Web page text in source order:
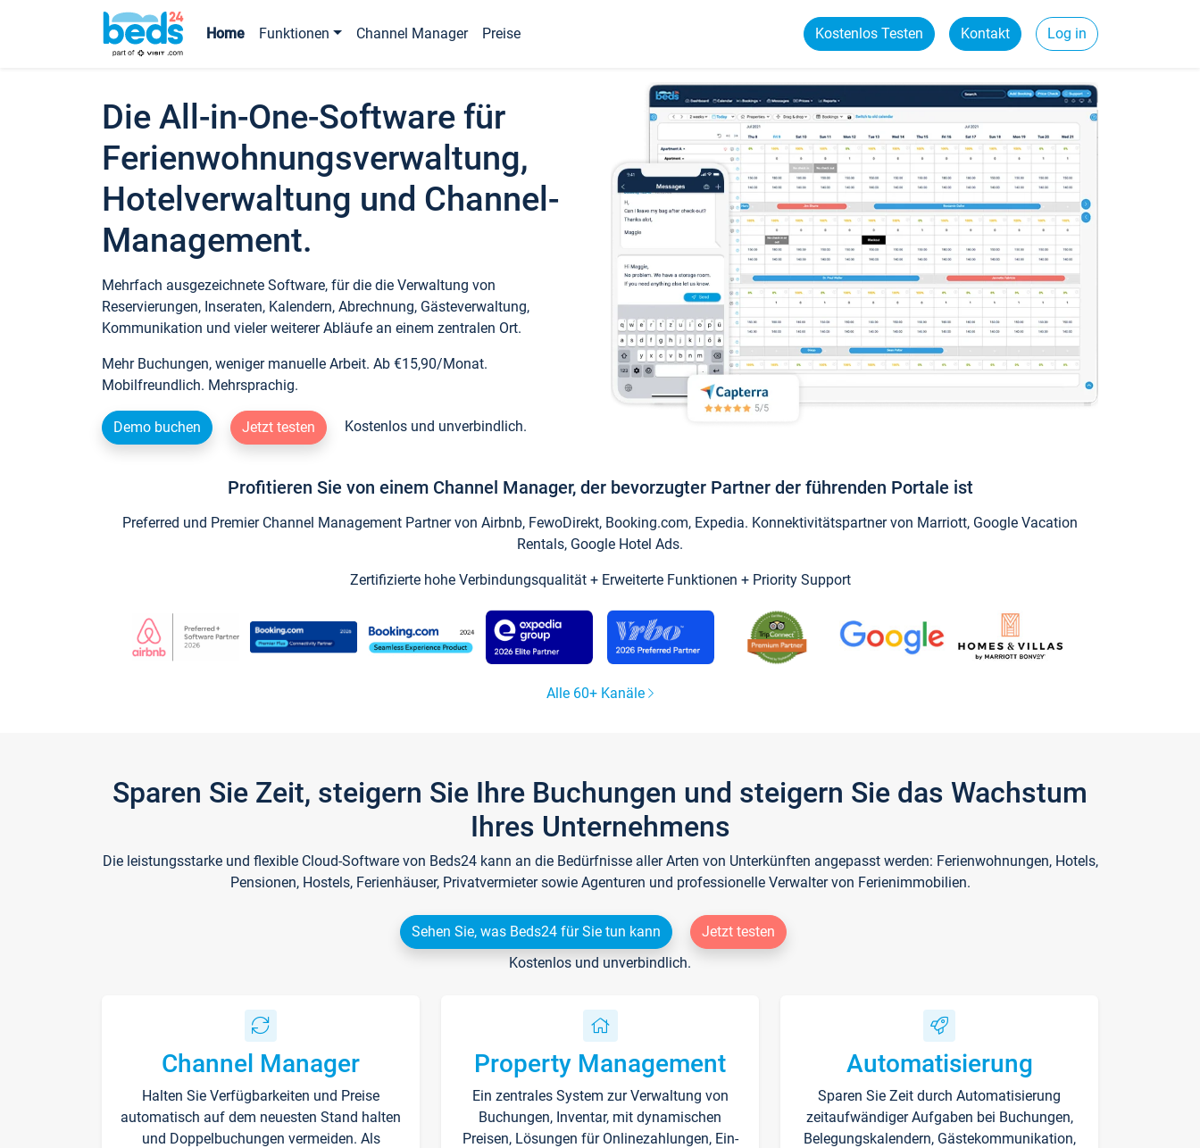
Home Funktionen Channel Manager Preise Kostenlos Testen Kontakt Log in
Die All-in-One-Software für
Ferienwohnungsverwaltung,
Hotelverwaltung und Channel-
Management.
Mehrfach ausgezeichnete Software, für die die Verwaltung von
Reservierungen, Inseraten, Kalendern, Abrechnung, Gästeverwaltung,
Kommunikation und vieler weiterer Abläufe an einem zentralen Ort.
Mehr Buchungen, weniger manuelle Arbeit. Ab €15,90/Monat.
Mobilfreundlich. Mehrsprachig.
Demo buchen Jetzt testen Kostenlos und unverbindlich.
Profitieren Sie von einem Channel Manager, der bevorzugter Partner der führenden Portale ist
Preferred und Premier Channel Management Partner von Airbnb, FewoDirekt, Booking.com, Expedia. Konnektivitätspartner von Marriott, Google Vacation
Rentals, Google Hotel Ads.
Zertifizierte hohe Verbindungsqualität + Erweiterte Funktionen + Priority Support
Alle 60+ Kanäle
Sparen Sie Zeit, steigern Sie Ihre Buchungen und steigern Sie das Wachstum
Ihres Unternehmens
Die leistungsstarke und flexible Cloud-Software von Beds24 kann an die Bedürfnisse aller Arten von Unterkünften angepasst werden: Ferienwohnungen, Hotels,
Pensionen, Hostels, Ferienhäuser, Privatvermieter sowie Agenturen und professionelle Verwalter von Ferienimmobilien.
Sehen Sie, was Beds24 für Sie tun kann
Jetzt testen
Kostenlos und unverbindlich.
Channel Manager
Halten Sie Verfügbarkeiten und Preise
automatisch auf dem neuesten Stand halten
und Doppelbuchungen vermeiden. Als
Property Management
Ein zentrales System zur Verwaltung von
Buchungen, Inventar, mit dynamischen
Preisen, Lösungen für Onlinezahlungen, Ein-
Automatisierung
Sparen Sie Zeit durch Automatisierung
zeitaufwändiger Aufgaben bei Buchungen,
Belegungskalendern, Gästekommunikation,